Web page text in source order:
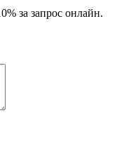
за запрос онлайн.